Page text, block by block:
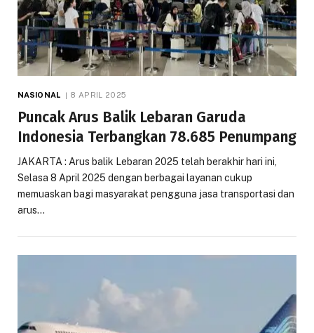
NASIONAL 8 APRIL 2025
Puncak Arus Balik Lebaran Garuda
Indonesia Terbangkan 78.685 Penumpang
JAKARTA : Arus balik Lebaran 2025 telah berakhir hari ini,
Selasa 8 April 2025 dengan berbagai layanan cukup
memuaskan bagi masyarakat pengguna jasa transportasi dan
arus…